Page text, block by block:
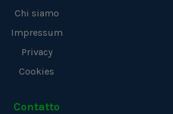
Chi siamo
Impressum
Privacy
Cookies
Contatto